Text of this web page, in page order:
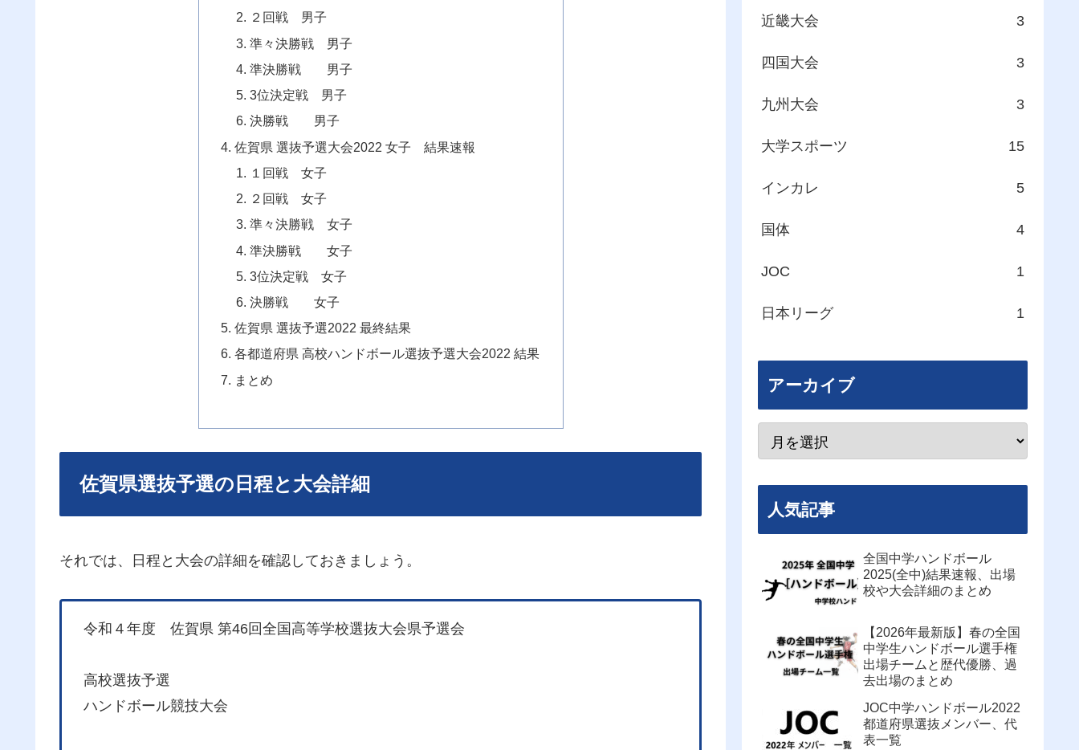
２回戦 男子
準々決勝戦 男子
準決勝戦 男子
3位決定戦 男子
決勝戦 男子
佐賀県 選抜予選大会2022 女子 結果速報
１回戦 女子
２回戦 女子
準々決勝戦 女子
準決勝戦 女子
3位決定戦 女子
決勝戦 女子
佐賀県 選抜予選2022 最終結果
各都道府県 高校ハンドボール選抜予選大会2022 結果
まとめ
佐賀県選抜予選の日程と大会詳細
それでは、日程と大会の詳細を確認しておきましょう。
令和４年度 佐賀県 第46回全国高等学校選抜大会県予選会
高校選抜予選
ハンドボール競技大会
近畿大会 3
四国大会 3
九州大会 3
大学スポーツ 15
インカレ 5
国体 4
JOC 1
日本リーグ 1
アーカイブ
人気記事
全国中学ハンドボール
2025(全中)結果速報、出場
校や大会詳細のまとめ
【2026年最新版】春の全国
中学生ハンドボール選手権
出場チームと歴代優勝、過
去出場のまとめ
JOC中学ハンドボール2022
都道府県選抜メンバー、代
表一覧